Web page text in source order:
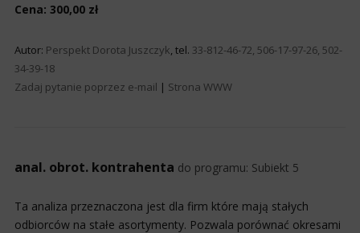
Cena: 300,00 zł
Autor: Perspekt Dorota Juszczyk, tel. 33-812-46-72, 506-17-97-26, 502-
34-39-18
Zadaj pytanie poprzez e-mail | Strona WWW
anal. obrot. kontrahenta do programu: Subiekt 5
Ta analiza przeznaczona jest dla firm które mają stałych
odbiorców na stałe asortymenty. Pozwala porównać okresami